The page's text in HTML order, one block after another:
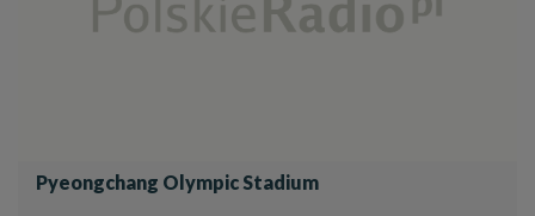
Pyeongchang Olympic Stadium